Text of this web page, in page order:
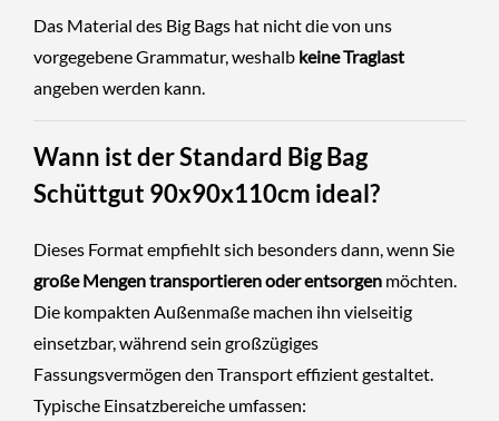
Das Material des Big Bags hat nicht die von uns
vorgegebene Grammatur, weshalb keine Traglast
angeben werden kann.
Wann ist der Standard Big Bag
Schüttgut 90x90x110cm ideal?
Dieses Format empfiehlt sich besonders dann, wenn Sie
große Mengen transportieren oder entsorgen möchten.
Die kompakten Außenmaße machen ihn vielseitig
einsetzbar, während sein großzügiges
Fassungsvermögen den Transport effizient gestaltet.
Typische Einsatzbereiche umfassen: